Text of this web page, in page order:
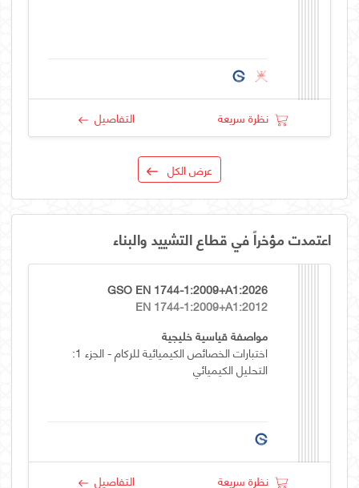
نظرة سريعة التفاصيل
عرض الكل
اعتمدت مؤخراً في قطاع التشييد والبناء
GSO EN 1744-1:2009+A1:2026
EN 1744-1:2009+A1:2012
مواصفة قياسية خليجية
اختبارات الخصائص الكيميائية للركام - الجزء 1:
التحليل الكيميائي
نظرة سريعة التفاصيل